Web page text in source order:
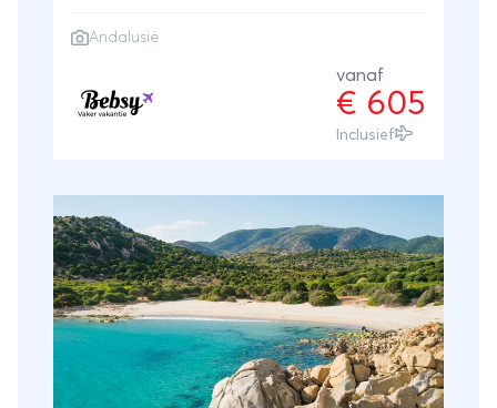
Andalusië
vanaf
€ 605
Inclusief